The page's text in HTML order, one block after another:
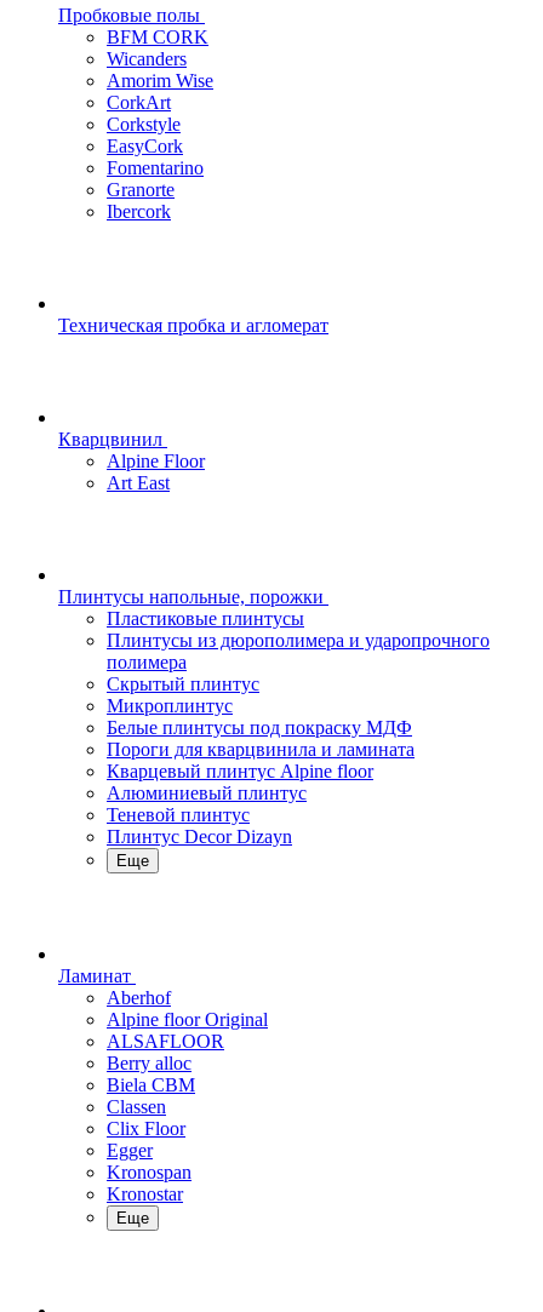
Пробковые полы
BFM CORK
Wicanders
Amorim Wise
CorkArt
Corkstyle
EasyCork
Fomentarino
Granorte
Ibercork
Техническая пробка и агломерат
Кварцвинил
Alpine Floor
Art East
Плинтусы напольные, порожки
Пластиковые плинтусы
Плинтусы из дюрополимера и ударопрочного
полимера
Скрытый плинтус
Микроплинтус
Белые плинтусы под покраску МДФ
Пороги для кварцвинила и ламината
Кварцевый плинтус Alpine floor
Алюминиевый плинтус
Теневой плинтус
Плинтус Decor Dizayn
Еще
Ламинат
Aberhof
Alpine floor Original
ALSAFLOOR
Berry alloc
Biela CBM
Classen
Clix Floor
Egger
Kronospan
Kronostar
Еще